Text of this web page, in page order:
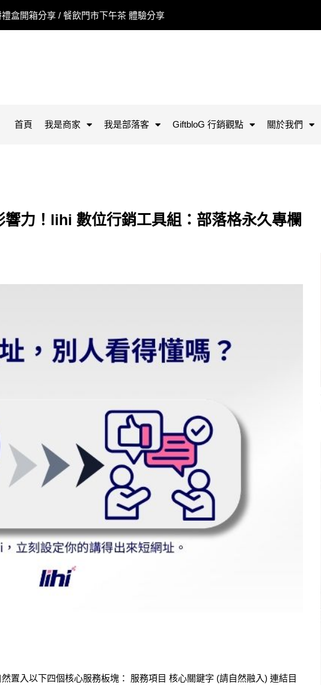
盒開箱分享 / 餐飲門市下午茶 體驗分享
首頁 我是商家 我是部落客 GiftbloG 行銷觀點 關於我們
響力！lihi 數位行銷工具組：部落格永久專欄
置入以下四個核心服務板塊： 服務項目 核心關鍵字 (請自然融入) 連結目